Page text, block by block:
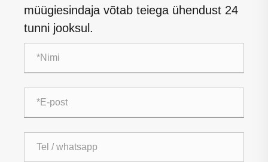
müügiesindaja võtab teiega ühendust 24
tunni jooksul.